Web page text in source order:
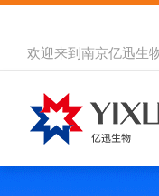
欢迎来到 南京亿迅生